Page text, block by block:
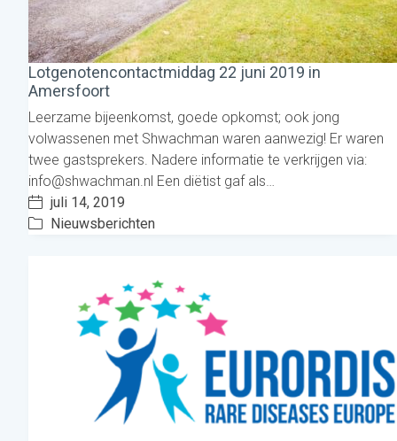
Lotgenotencontactmiddag 22 juni 2019 in
Amersfoort
Leerzame bijeenkomst, goede opkomst; ook jong
volwassenen met Shwachman waren aanwezig! Er waren
twee gastsprekers. Nadere informatie te verkrijgen via:
info@shwachman.nl Een diëtist gaf als…
juli 14, 2019
Nieuwsberichten